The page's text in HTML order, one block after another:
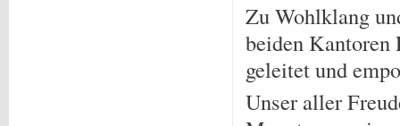
Zu Wohlklang
beiden Kantoren
geleitet und
Unser aller